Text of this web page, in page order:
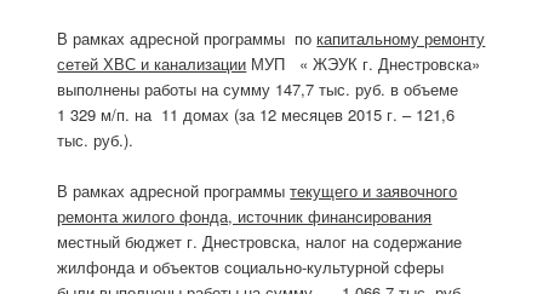
В рамках адресной программы покапитальному ремонту
сетей ХВС и канализации МУП « ЖЭУК г. Днестровска»
выполнены работы на сумму 147,7 тыс. руб. в объеме
1 329 м/п. на 11 домах (за 12 месяцев 2015 г. – 121,6
тыс. руб.).
В рамках адресной программытекущего и заявочного
ремонта жилого фонда, источник финансирования
местный бюджет г. Днестровска, налог на содержание
жилфонда и объектов социально-культурной сферы